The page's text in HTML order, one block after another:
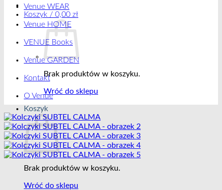
Koszyk / 0,00 zł
Brak produktów w koszyku.
Wróć do sklepu
Koszyk
Brak produktów w koszyku.
Wróć do sklepu
Venue WEAR
Venue HOME
VENUE Books
Venue GARDEN
Kontakt
O Venue